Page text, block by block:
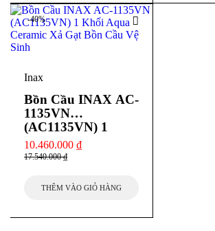
-40%
Inax
Bồn Cầu INAX AC-
1135VN
(AC1135VN) 1
Khối Aqua Ceramic
Xả Gạt
17.540.000₫
10.460.000 ₫
THÊM VÀO GIỎ HÀNG